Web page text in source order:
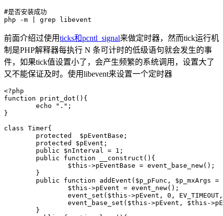
#是否安装成功
前面介绍过使用ticks和pcntl_signal来做定时器，然而tick运行机
制是PHP解释器每执行 N 条可计时的低级语句就会发生的事
件，如果tick值设置小了，会产生频繁的系统调用，设置大了
又不能保证及时。使用libevent来设置一个定时器
<?php
function print_dot(){
}
class Timer{